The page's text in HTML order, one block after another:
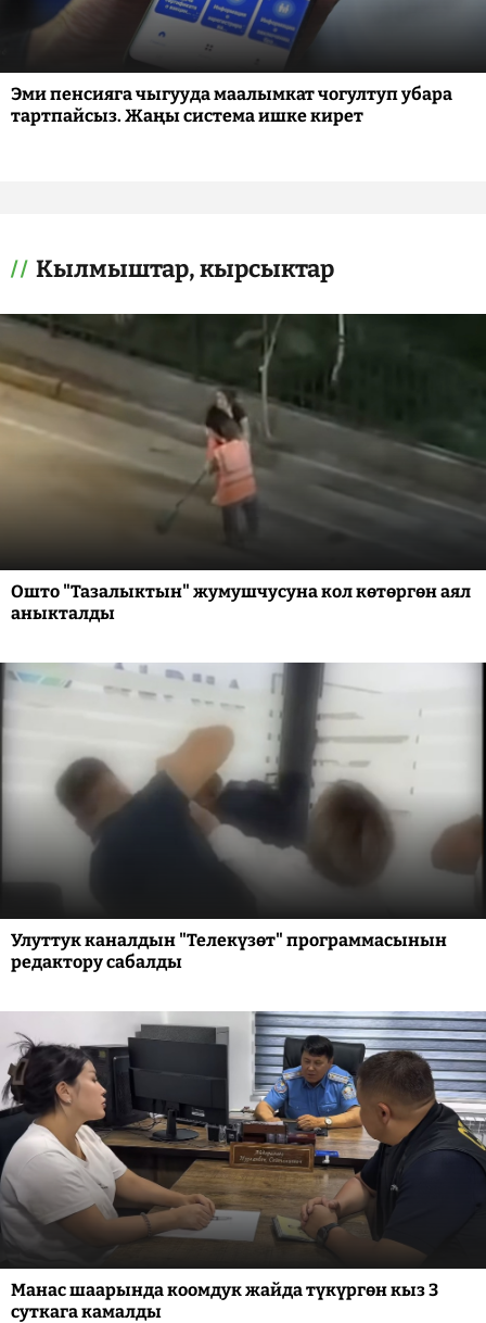
Эми пенсияга чыгууда маалымкат чогултуп убара
тартпайсыз. Жаңы система ишке кирет
Кылмыштар, кырсыктар
Ошто "Тазалыктын" жумушчусуна кол көтөргөн аял
аныкталды
Улуттук каналдын "Телекүзөт" программасынын
редактору сабалды
Манас шаарында коомдук жайда түкүргөн кыз 3
суткага камалды